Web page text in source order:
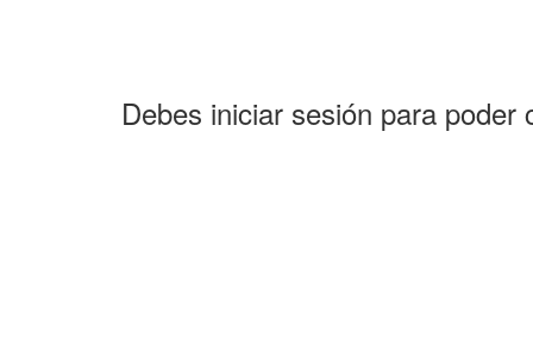
Debes iniciar sesión para poder